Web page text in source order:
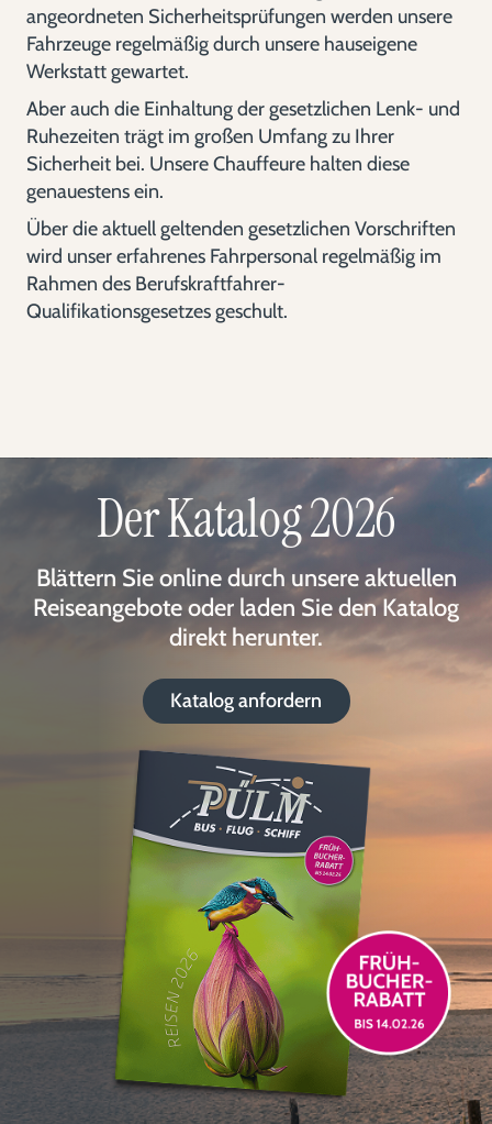
angeordneten Sicherheitsprüfungen werden unsere
Fahrzeuge regelmäßig durch unsere hauseigene
Werkstatt gewartet.
Aber auch die Einhaltung der gesetzlichen Lenk- und
Ruhezeiten trägt im großen Umfang zu Ihrer
Sicherheit bei. Unsere Chauffeure halten diese
genauestens ein.
Über die aktuell geltenden gesetzlichen Vorschriften
wird unser erfahrenes Fahrpersonal regelmäßig im
Rahmen des Berufskraftfahrer-
Qualifikationsgesetzes geschult.
Der Katalog 2026
Blättern Sie online durch unsere aktuellen
Reiseangebote oder laden Sie den Katalog
direkt herunter.
Katalog anfordern